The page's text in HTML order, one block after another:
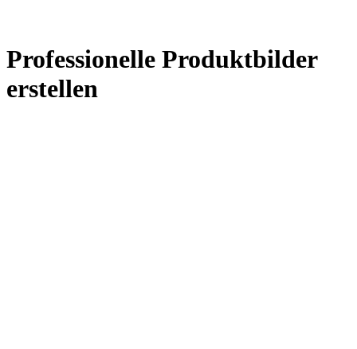
Professionelle Produktbilder
erstellen